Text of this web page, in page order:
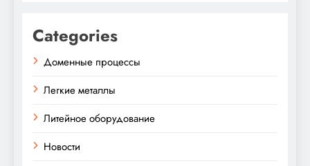
Categories
Доменные процессы
Легкие металлы
Литейное оборудование
Новости